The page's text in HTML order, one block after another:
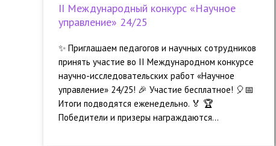
II Международный конкурс «Научное
управление» 24/25
✨ Приглашаем педагогов и научных сотрудников
принять участие во II Международном конкурсе
научно-исследовательских работ «Научное
управление» 24/25! 🎉 Участие бесплатное! 🎈📅
Итоги подводятся еженедельно. 🏅 🏆
Победители и призеры награждаются...